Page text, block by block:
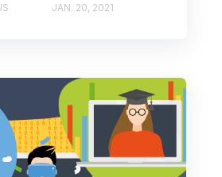
JAN. 20, 2021